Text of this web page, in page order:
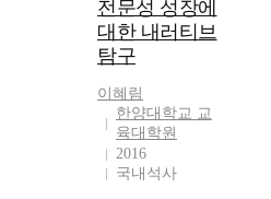
전문성 성장에
대한 내러티브
탐구
이혜림
한양대학교 교
육대학원
2016
국내석사